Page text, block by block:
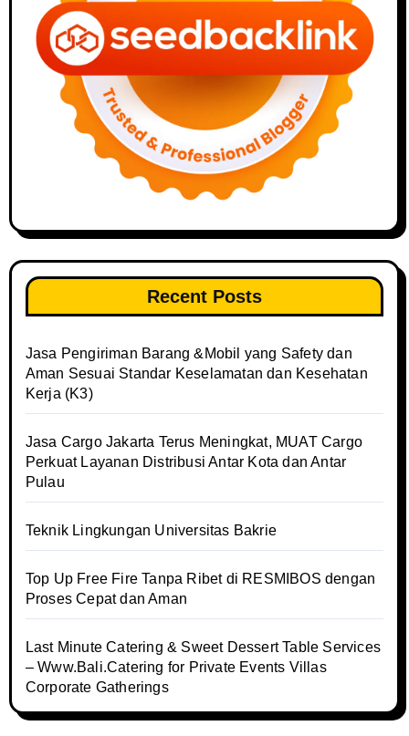
Recent Posts
Jasa Pengiriman Barang &Mobil yang Safety dan
Aman Sesuai Standar Keselamatan dan Kesehatan
Kerja (K3)
Jasa Cargo Jakarta Terus Meningkat, MUAT Cargo
Perkuat Layanan Distribusi Antar Kota dan Antar
Pulau
Teknik Lingkungan Universitas Bakrie
Top Up Free Fire Tanpa Ribet di RESMIBOS dengan
Proses Cepat dan Aman
Last Minute Catering & Sweet Dessert Table Services
– Www.Bali.Catering for Private Events Villas
Corporate Gatherings